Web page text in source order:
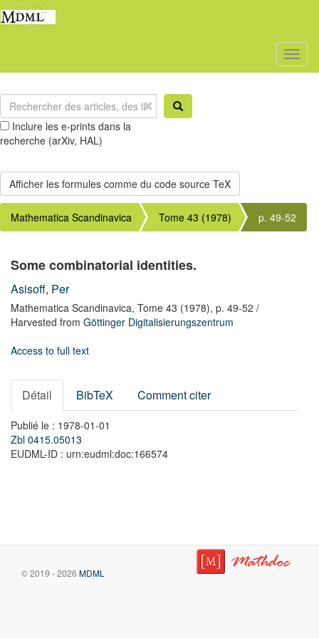
Inclure les e-prints dans la
recherche (arXiv, HAL)
Mathematica Scandinavica Tome 43 (1978) p. 49-52
Some combinatorial identities.
Asisoff, Per
Mathematica Scandinavica, Tome 43 (1978), p. 49-52 /
Harvested from Göttinger Digitalisierungszentrum
Access to full text
Détail BibTeX Comment citer
Publié le : 1978-01-01
Zbl 0415.05013
EUDML-ID : urn:eudml:doc:166574
© 2019 - 2026 MDML